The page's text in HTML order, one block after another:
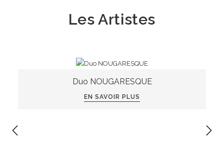
Les Artistes
Duo NOUGARESQUE
EN SAVOIR PLUS